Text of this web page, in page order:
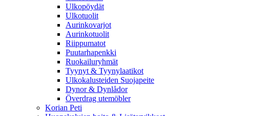
Ulkopöydät
Ulkotuolit
Aurinkovarjot
Aurinkotuolit
Riippumatot
Puutarhapenkki
Ruokailuryhmät
Tyynyt & Tyynylaatikot
Ulkokalusteiden Suojapeite
Dynor & Dynlådor
Överdrag utemöbler
Korian Peti